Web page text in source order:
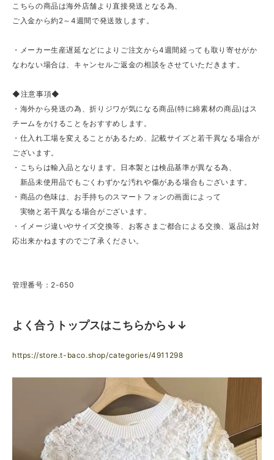
こちらの商品は海外店舗より直接発送となる為、
ご入金から約2～4週間で発送致します。
・メーカー生産遅延などによりご注文から4週間経っても取り寄せがか
なわない場合は、キャンセルご返金の相談をさせていただきます。
◆注意事項◆
・海外から発送の為、折りジワが気になる商品(特に綿素材の商品)はス
チームをかけることをおすすめします。
・仕入れ工場を変えることがあるため、記載サイズと若干異なる場合が
ございます。
・こちらは輸入品となります。日本製とは検品基準が異なる為、
新品未使用品でもごくわずかな汚れや傷がある場合もございます。
・商品の色味は、お手持ちのスマートフォンの画面によって
実物と若干異なる場合がございます。
・イメージ違いやサイズ交換等、お客さまご都合による交換、返品は対
応出来かねますのでご了承ください。
管理番号：2-650
よく合うトップスはこちらから↓↓
https://store.t-baco.shop/categories/4911298